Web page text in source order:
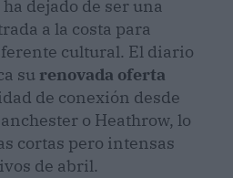
dejado de ser una
a la costa para
cultural. El diario
su renovada oferta
de conexión desde
o Heathrow, lo
cortas pero intensas
de abril.